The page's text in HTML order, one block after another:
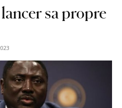
sa propre